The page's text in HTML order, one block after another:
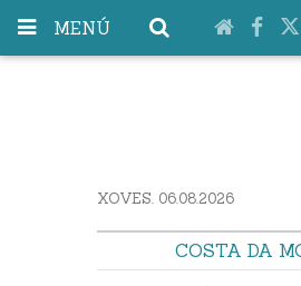
MENÚ
XOVES. 06.08.2026
COSTA DA